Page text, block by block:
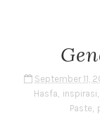
September 11,
Hasfa, inspirasi,
Paste,